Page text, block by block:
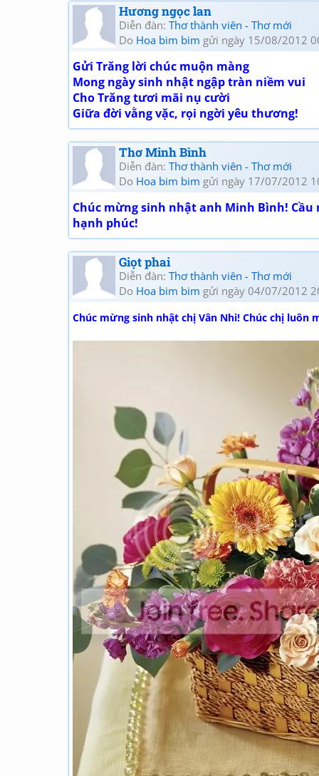
Hương ngọc lan
Diễn đàn: Thơ thành viên - Thơ mới
Do Hoa bim bim gửi ngày 15/08/2012
Gửi Trăng lời chúc muộn màng
Mong ngày sinh nhật ngập tràn niềm vui
Cho Trăng tươi mãi nụ cười
Giữa đời vằng vặc, rọi ngời yêu thương!
Thơ Minh Bình
Diễn đàn: Thơ thành viên - Thơ mới
Do Hoa bim bim gửi ngày 17/07/2012
Chúc mừng sinh nhật anh Minh Bình!
hạnh phúc!
Giọt phai
Diễn đàn: Thơ thành viên - Thơ mới
Do Hoa bim bim gửi ngày 04/07/2012
Chúc mừng sinh nhật chị Vân Nhi! Chúc chị luôn